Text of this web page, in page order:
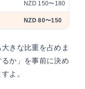
NZD 150〜180
NZD 80〜150
きな比重を占めま
か」を事前に決め
よ。